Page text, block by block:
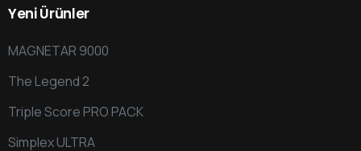
YeniÜrünler
MAGNETAR 9000
The Legend 2
Triple Score PRO PACK
Simplex ULTRA